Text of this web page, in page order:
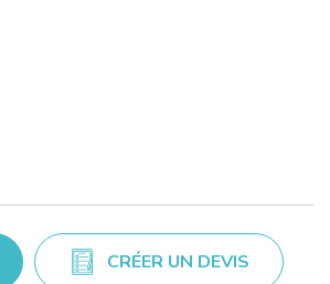
CRÉER UN DEVIS